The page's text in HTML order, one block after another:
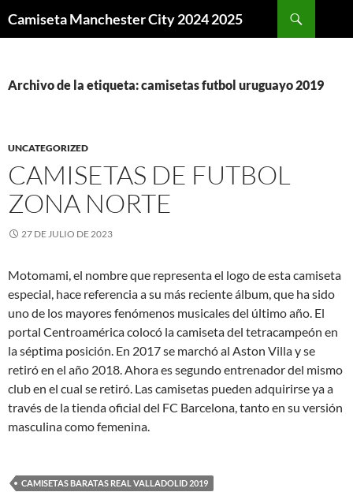
Camiseta Manchester City 2024 2025
Archivo de la etiqueta: camisetas futbol uruguayo 2019
UNCATEGORIZED
CAMISETAS DE FUTBOL
ZONA NORTE
27 DE JULIO DE 2023
Motomami, el nombre que representa el logo de esta camiseta
especial, hace referencia a su más reciente álbum, que ha sido
uno de los mayores fenómenos musicales del último año. El
portal Centroamérica colocó la camiseta del tetracampeón en
la séptima posición. En 2017 se marchó al Aston Villa y se
retiró en el año 2018. Ahora es segundo entrenador del mismo
club en el cual se retiró. Las camisetas pueden adquirirse ya a
través de la tienda oficial del FC Barcelona, tanto en su versión
masculina como femenina.
CAMISETAS BARATAS REAL VALLADOLID 2019